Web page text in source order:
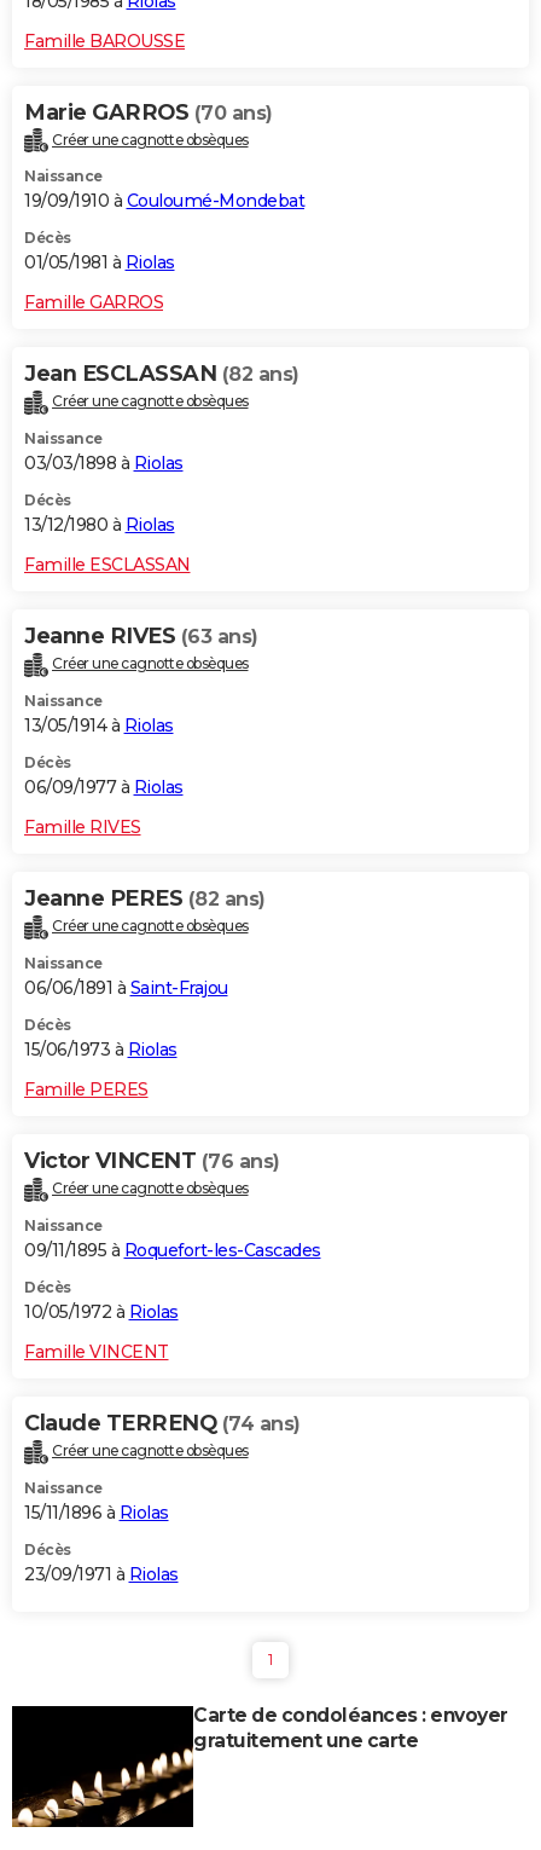
Famille BAROUSSE
Marie GARROS (70 ans)
Créer une cagnotte obsèques
Naissance
19/09/1910 à Couloumé-Mondebat
Décès
01/05/1981 à Riolas
Famille GARROS
Jean ESCLASSAN (82 ans)
Créer une cagnotte obsèques
Naissance
03/03/1898 à Riolas
Décès
13/12/1980 à Riolas
Famille ESCLASSAN
Jeanne RIVES (63 ans)
Créer une cagnotte obsèques
Naissance
13/05/1914 à Riolas
Décès
06/09/1977 à Riolas
Famille RIVES
Jeanne PERES (82 ans)
Créer une cagnotte obsèques
Naissance
06/06/1891 à Saint-Frajou
Décès
15/06/1973 à Riolas
Famille PERES
Victor VINCENT (76 ans)
Créer une cagnotte obsèques
Naissance
09/11/1895 à Roquefort-les-Cascades
Décès
10/05/1972 à Riolas
Famille VINCENT
Claude TERRENQ (74 ans)
Créer une cagnotte obsèques
Naissance
15/11/1896 à Riolas
Décès
23/09/1971 à Riolas
1
Carte de condoléances : envoyer
gratuitement une carte